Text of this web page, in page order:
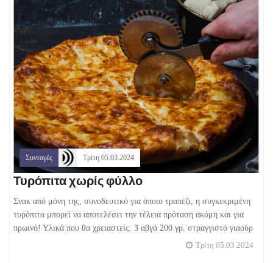
Συνταγές Τρίτη 05.03.2024
Τυρόπιτα χωρίς φύλλο
Σνακ από μόνη της, συνοδευτικό για όποιο τραπέζι, η συγκεκριμένη
τυρόπιτα μπορεί να αποτελέσει την τέλεια πρόταση ακόμη και για
πρωινό! Υλικά που θα χρειαστείς: 3 αβγά 200 γρ. στραγγιστό γιαούρ
Τρίτη 05.03.2024